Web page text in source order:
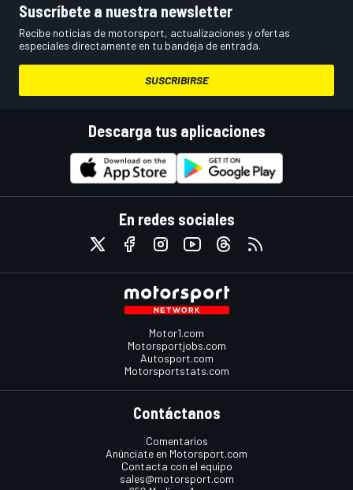
Suscríbete a nuestra newsletter
Recibe noticias de motorsport, actualizaciones y ofertas
especiales directamente en tu bandeja de entrada.
SUSCRIBIRSE
Descarga tus aplicaciones
En redes sociales
Motor1.com
Motorsportjobs.com
Autosport.com
Motorsportstats.com
Contáctanos
Comentarios
Anúnciate en Motorsport.com
Contacta con el equipo
sales@motorsport.com